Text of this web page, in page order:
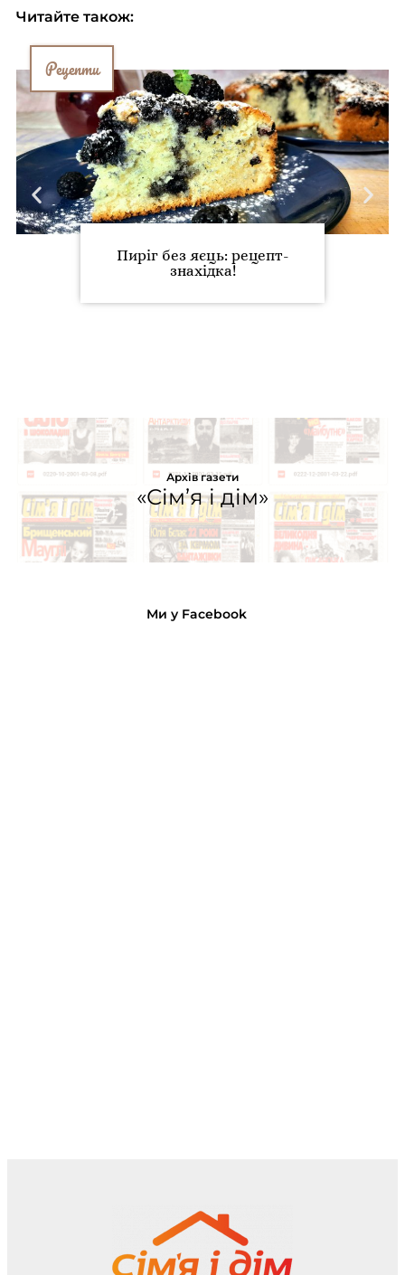
Читайте також:
Рецепти
Пиріг без яєць: рецепт-
знахідка!
Архів газети
«Сім’я і дім»
Ми у Facebook